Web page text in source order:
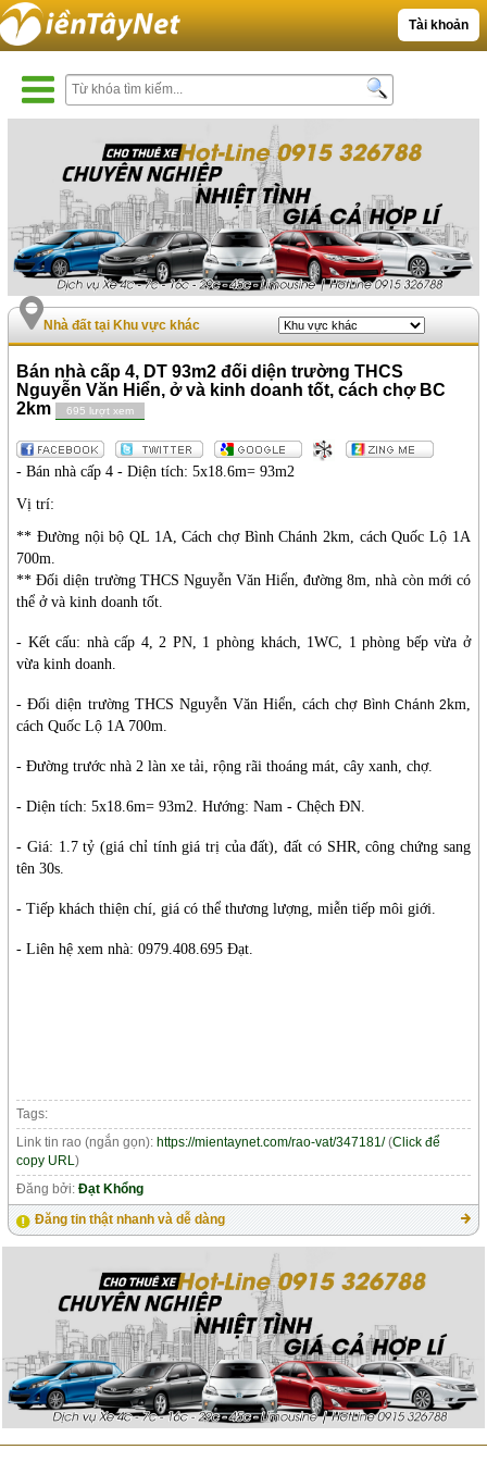
Tài khoản
Nhà đất tại Khu vực khác
Bán nhà cấp 4, DT 93m2 đối diện trường THCS
Nguyễn Văn Hiển, ở và kinh doanh tốt, cách chợ BC
2km
695 lượt xem
- Bán nhà cấp 4 - Diện tích: 5x18.6m= 93m2
Vị trí:
** Đường nội bộ QL 1A, Cách chợ Bình Chánh 2km, cách Quốc Lộ 1A
700m.
** Đối diện trường THCS Nguyễn Văn Hiển, đường 8m, nhà còn mới có
thể ở và kinh doanh tốt.
- Kết cấu: nhà cấp 4, 2 PN, 1 phòng khách, 1WC, 1 phòng bếp vừa ở
vừa kinh doanh.
- Đối diện trường THCS Nguyễn Văn Hiển, cách chợ Bình Chánh 2km,
cách Quốc Lộ 1A 700m.
- Đường trước nhà 2 làn xe tải, rộng rãi thoáng mát, cây xanh, chợ.
- Diện tích: 5x18.6m= 93m2. Hướng: Nam - Chệch ĐN.
- Giá: 1.7 tỷ (giá chỉ tính giá trị của đất), đất có SHR, công chứng sang
tên 30s.
- Tiếp khách thiện chí, giá có thể thương lượng, miễn tiếp môi giới.
- Liên hệ xem nhà: 0979.408.695 Đạt.
Tags:
Link tin rao (ngắn gọn): https://mientaynet.com/rao-vat/347181/(Click để
copy URL)
Đăng bởi:Đạt Khổng
Đăng tin thật nhanh và dễ dàng